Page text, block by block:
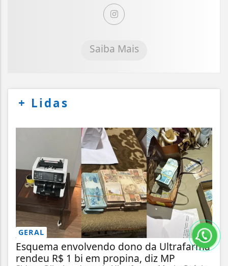
Saiba Mais
+ Lidas
GERAL
Esquema envolvendo dono da Ultrafarma
rendeu R$ 1 bi em propina, diz MP